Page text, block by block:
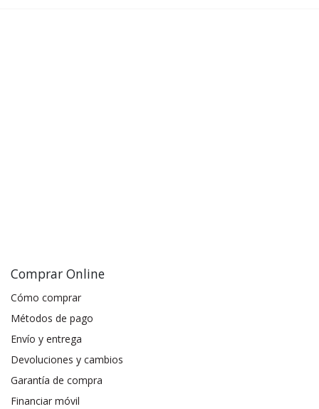
Comprar Online
Cómo comprar
Métodos de pago
Envío y entrega
Devoluciones y cambios
Garantía de compra
Financiar móvil